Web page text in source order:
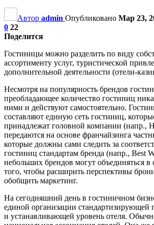
Автор admin Опубликовано Мар 23,
0 22
Поделится
Гостиницы можно разделить по виду
ассортименту услуг, туристической
дополнительной деятельности (отели-
Несмотря на популярность брендов
преобладающее количество гостиниц
ними и действуют самостоятельно.
составляют единую сеть гостиниц,
принадлежат головной компании (напр.,
передаются на основе франчайзинга
которые должны сами следить за
гостиниц стандартам бренда (напр., Best
небольших брендов могут объединяться
того, чтобы расширить перспективы
обобщить маркетинг.
На сегодняшний день в гостиничном
единой организации стандартизирующей
и устанавливающей уровень отеля.